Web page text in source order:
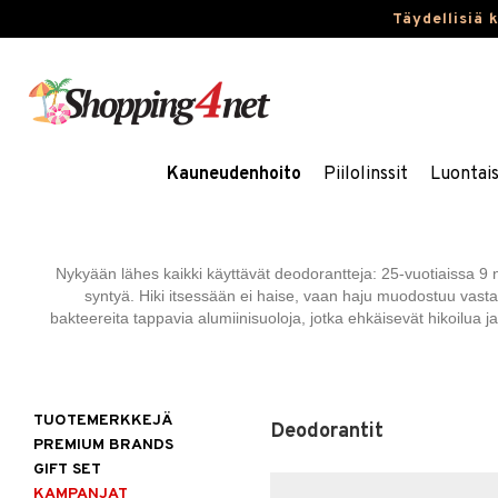
Täydellisiä
Kauneudenhoito Piilolinssit
Nykyään lähes kaikki käyttävät deodorantteja: 25-vuotiaissa
syntyä. Hiki itsessään ei haise, vaan haju muodostuu
bakteereita tappavia alumiinisuoloja, jotka ehkäisevät hikoilua
Deodorantit
TUOTEMERKKEJÄ
PREMIUM BRANDS
GIFT SET
KAMPANJAT